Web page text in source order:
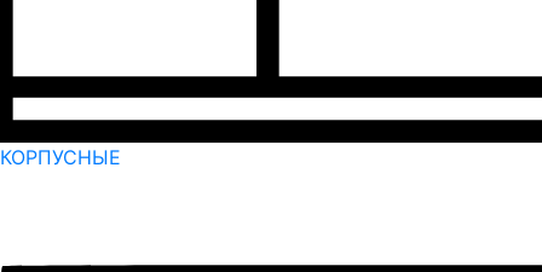
КОРПУСНЫЕ